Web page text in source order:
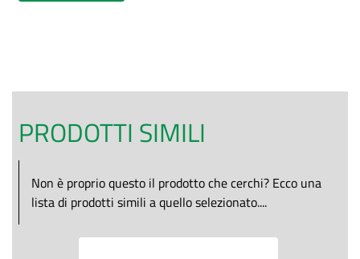
PRODOTTI SIMILI
Non è proprio questo il prodotto che cerchi? Ecco una
lista di prodotti simili a quello selezionato....